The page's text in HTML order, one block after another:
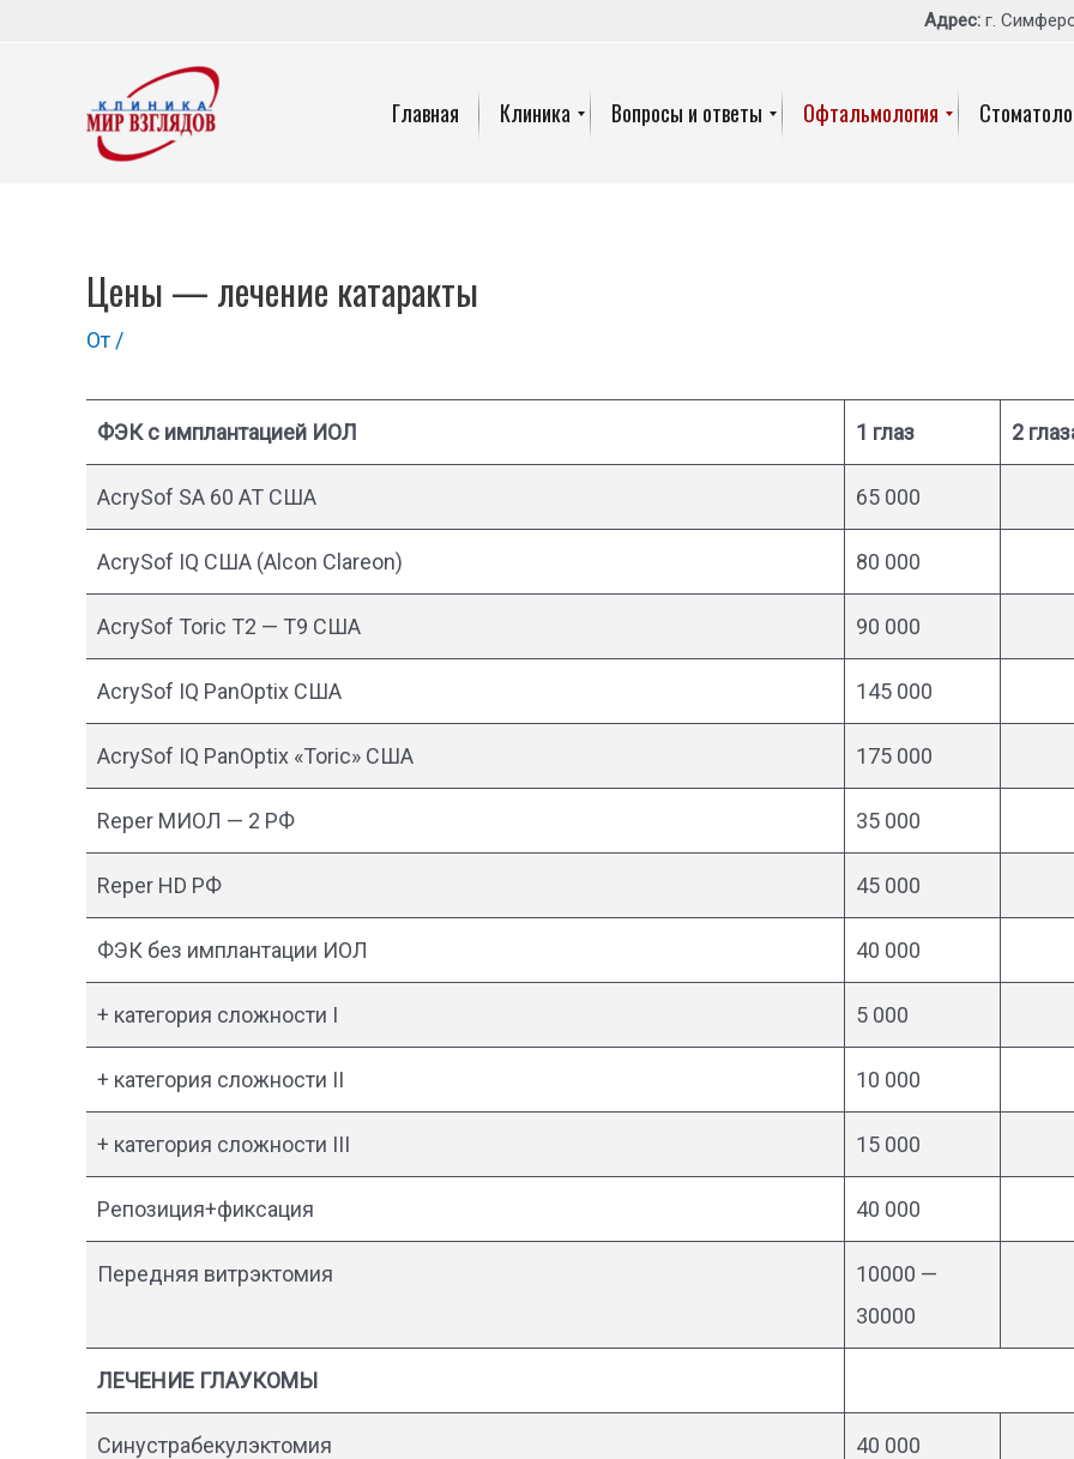
содержимому
Адрес: г.
Главная Клиника Вопросы и ответы Офтальмология
Цены — лечение катаракты
От /
ФЭК с имплантацией ИОЛ 1 глаз 2
AcrySof SA 60 AT США 65 000
AcrySof IQ США (Alcon Clareon) 80 000
AcrySof Toric T2 — T9 США 90 000
AcrySof IQ PanOptix США 145 000
AcrySof IQ PanOptix «Toric» США 175 000
Reper MИОЛ — 2 РФ 35 000
Reper HD РФ 45 000
ФЭК без имплантации ИОЛ 40 000
+ категория сложности I 5 000
+ категория сложности II 10 000
+ категория сложности III 15 000
Репозиция+фиксация 40 000
Передняя витрэктомия
10000 —
30000
ЛЕЧЕНИЕ ГЛАУКОМЫ
Синустрабекулэктомия 40 000